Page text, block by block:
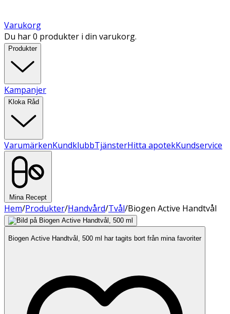
Varukorg
Du har 0 produkter i din varukorg.
Produkter
Kampanjer
Kloka Råd
VarumärkenKundklubbTjänsterHitta apotekKundservice
Mina Recept
Hem/Produkter/Handvård/Tvål/Biogen Active Handtvål
Biogen Active Handtvål, 500 ml har tagits bort från mina favoriter